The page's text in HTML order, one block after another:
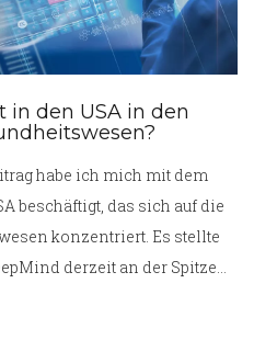
in den USA in den
habe ich mich mit dem
beschäftigt, das sich auf die
konzentriert. Es stellte
derzeit an der Spitze
um präzise